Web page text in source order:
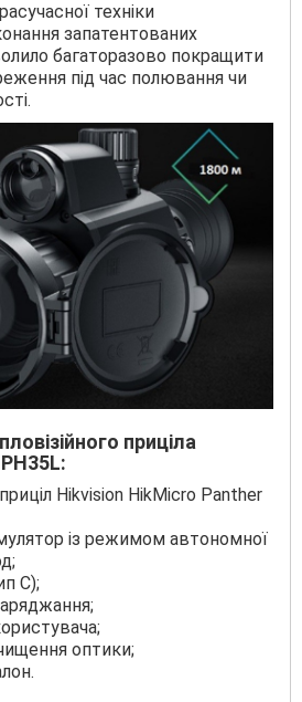
техніки
запатентованих
багаторазово покращити
під час полювання чи
приціла
:
Hikvision HikMicro Panther
із режимом автономної
С);
оптики;